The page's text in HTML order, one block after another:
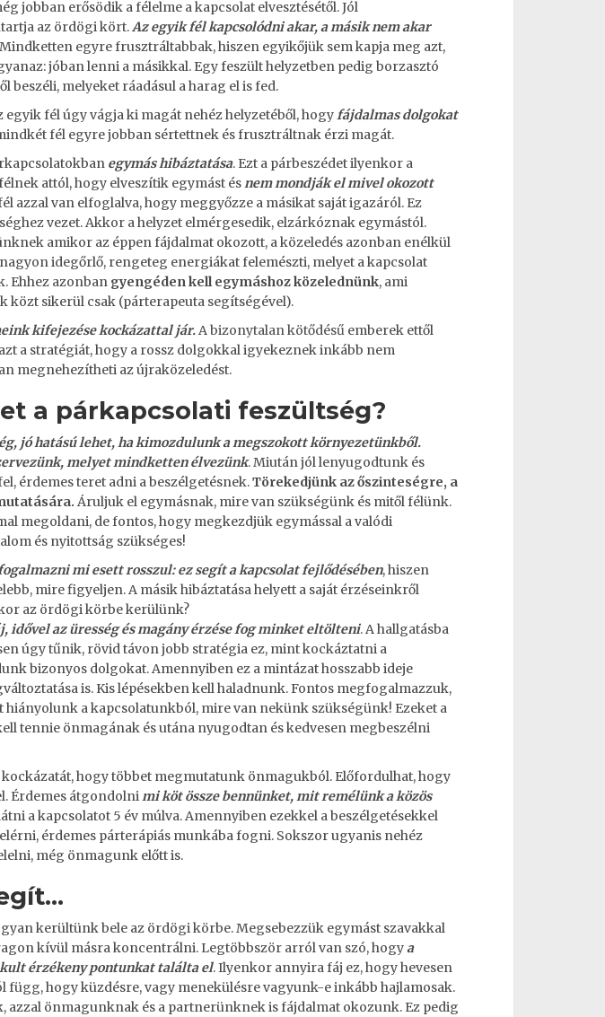
jobban erősödik a félelme a kapcsolat elvesztésétől. Jól
az ördögi kört.Az egyik fél kapcsolódni akar, a másik nem akar
Mindketten egyre frusztráltabbak, hiszen egyikőjük sem kapja meg azt,
jóban lenni a másikkal. Egy feszült helyzetben pedig borzasztó
beszéli, melyeket ráadásul a harag el is fed.
egyik fél úgy vágja ki magát nehéz helyzetéből, hogyfájdalmas dolgokat
fél egyre jobban sértettnek és frusztráltnak érzi magát.
egymás hibáztatása. Ezt a párbeszédet ilyenkor a
attól, hogy elveszítik egymást ésnem mondják el mivel okozott
azzal van elfoglalva, hogy meggyőzze a másikat saját igazáról. Ez
vezet. Akkor a helyzet elmérgesedik, elzárkóznak egymástól.
amikor az éppen fájdalmat okozott, a közeledés azonban enélkül
idegőrlő, rengeteg energiákat felemészti, melyet a kapcsolat
Ehhez azonban gyengéden kell egymáshoz közelednünk, ami
közt sikerül csak (párterapeuta segítségével).
kifejezése kockázattal jár.Abizonytalan kötődésű emberek ettől
a stratégiát, hogy a rossz dolgokkal igyekeznek inkább nem
megnehezítheti az újraközeledést.
a párkapcsolati feszültség?
jó hatású lehet, ha kimozdulunk a megszokott környezetünkből.
melyet mindketten élvezünk. Miután jól lenyugodtunk és
érdemes teret adni a beszélgetésnek.Törekedjünk az őszinteségre, a
Áruljuk el egymásnak, mire van szükségünk és mitől félünk.
megoldani, de fontos, hogy megkezdjük egymással a valódi
és nyitottság szükséges!
mi esett rosszul: ez segít a kapcsolat fejlődésében, hiszen
mire figyeljen. A másik hibáztatása helyett a saját érzéseinkről
az ördögi körbe kerülünk?
idővel az üresség és magány érzése fog minket eltölteni. A hallgatásba
úgy tűnik, rövid távon jobb stratégia ez, mint kockáztatni a
bizonyos dolgokat. Amennyiben ez a mintázat hosszabb ideje
is. Kis lépésekben kell haladnunk. Fontos megfogalmazzuk,
hiányolunk a kapcsolatunkból, mire van nekünk szükségünk! Ezeket a
tennie önmagának és utána nyugodtan és kedvesen megbeszélni
hogy többet megmutatunk önmagukból. Előfordulhat, hogy
Érdemes átgondolnimi köt össze bennünket, mit remélünk a közös
a kapcsolatot 5 év múlva. Amennyiben ezekkel a beszélgetésekkel
érdemes párterápiás munkába fogni. Sokszor ugyanis nehéz
még önmagunk előtt is.
kerültünk bele az ördögi körbe. Megsebezzük egymást szavakkal
kívül másra koncentrálni. Legtöbbször arról van szó, hogya
érzékeny pontunkat találta el. Ilyenkor annyira fáj ez, hogy hevesen
függ, hogy küzdésre, vagy menekülésre vagyunk-e inkább hajlamosak.
azzal önmagunknak és a partnerünknek is fájdalmat okozunk. Ez pedig